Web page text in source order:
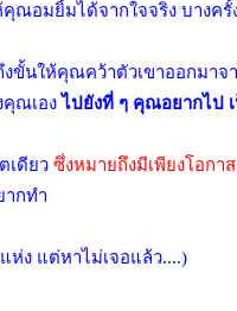
ณอมยิ้มได้จากใจจริง บางค
ขั้นให้คุณคว้าตัวเขาออกมาจ
ณเอง ไปยังที่ ๆ คุณอยากไป
เดียว ซึ่งหมายถึงมีเพียงโอกา
กทำ
ห่ง แต่หาไม่เจอแล้ว....)